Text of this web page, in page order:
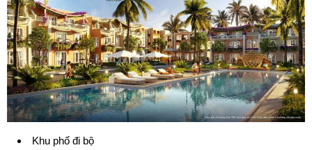
Khu phố đi bộ